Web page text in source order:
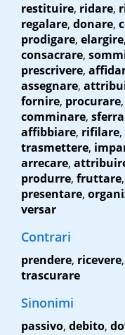
restituire, ridare,
regalare, donare,
prodigare, elargire,
consacrare,
prescrivere,
assegnare,
fornire, procurare,
comminare,
affibbiare, rifilare,
trasmettere,
arrecare,
produrre, fruttare,
presentare,
versar
Contrari
prendere, ricevere,
trascurare
Sinonimi
passivo, debito,